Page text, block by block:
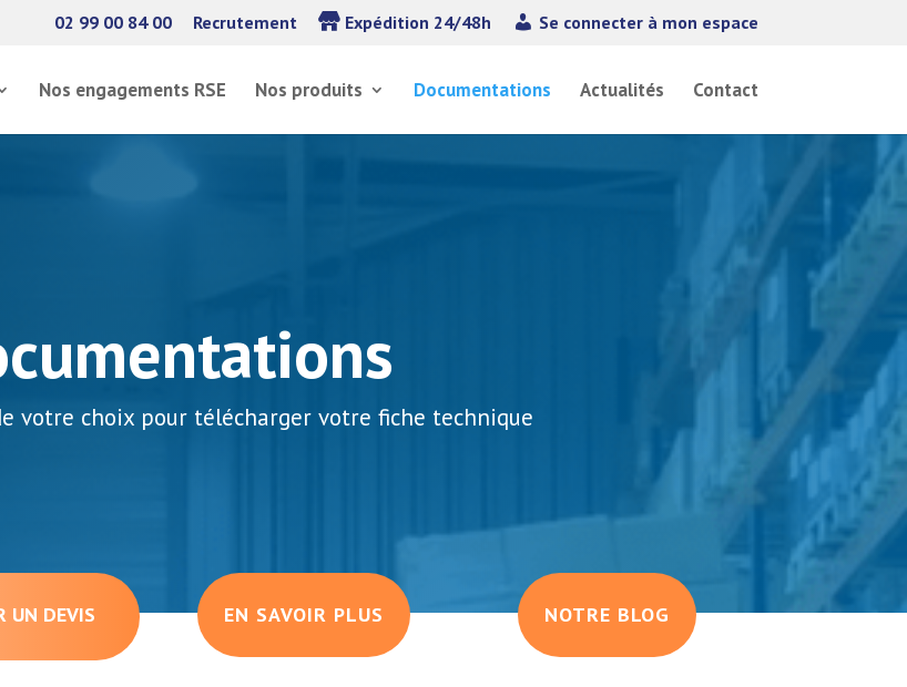
02 99 00 84 00 Recrutement Expédition 24/48h Se connecter à mon espace
Nos engagements RSE Nos produits Documentations Actualités Contact
votre choix pour télécharger votre fiche technique
UN DEVIS EN SAVOIR PLUS NOTRE BLOG